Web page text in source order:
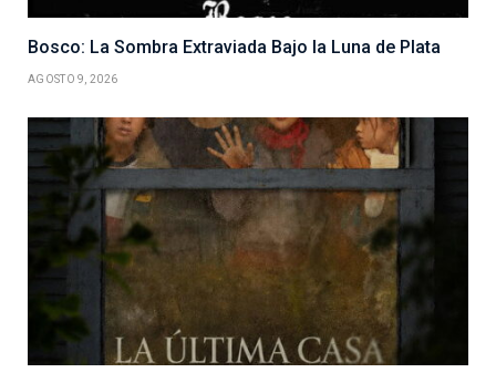
Bosco: La Sombra Extraviada Bajo la Luna de Plata
AGOSTO 9, 2026